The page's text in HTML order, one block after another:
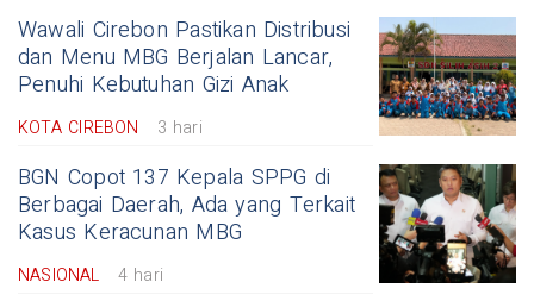
Wawali Cirebon Pastikan Distribusi
dan Menu MBG Berjalan Lancar,
Penuhi Kebutuhan Gizi Anak
KOTA CIREBON 3 hari
BGN Copot 137 Kepala SPPG di
Berbagai Daerah, Ada yang Terkait
Kasus Keracunan MBG
NASIONAL 4 hari